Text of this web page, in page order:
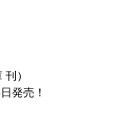
）
発売！